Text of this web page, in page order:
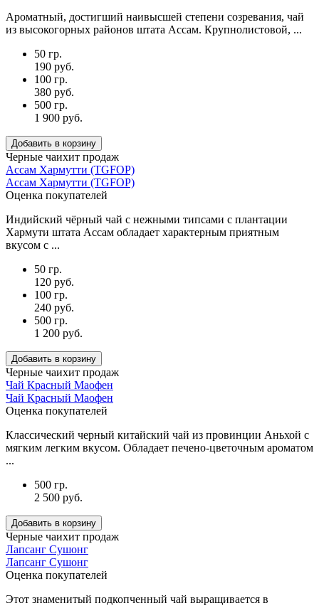
Ароматный, достигший наивысшей степени созревания, чай
из высокогорных районов штата Ассам. Крупнолистовой, ...
50 гр.
190 руб.
100 гр.
380 руб.
500 гр.
1 900 руб.
Добавить в корзину
Черные чаихит продаж
Ассам Хармутти (TGFOP)
Ассам Хармутти (TGFOP)
Оценка покупателей
Индийский чёрный чай с нежными типсами с плантации
Хармути штата Ассам обладает характерным приятным
вкусом с ...
50 гр.
120 руб.
100 гр.
240 руб.
500 гр.
1 200 руб.
Добавить в корзину
Черные чаихит продаж
Чай Красный Маофен
Чай Красный Маофен
Оценка покупателей
Классический черный китайский чай из провинции Аньхой с
мягким легким вкусом. Обладает печено-цветочным ароматом
...
500 гр.
2 500 руб.
Добавить в корзину
Черные чаихит продаж
Лапсанг Сушонг
Лапсанг Сушонг
Оценка покупателей
Этот знаменитый подкопченный чай выращивается в